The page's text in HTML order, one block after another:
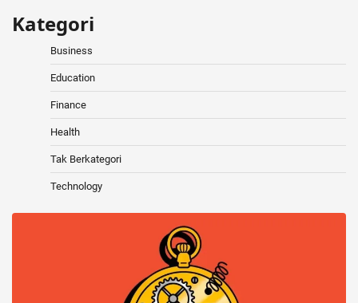
Kategori
Business
Education
Finance
Health
Tak Berkategori
Technology